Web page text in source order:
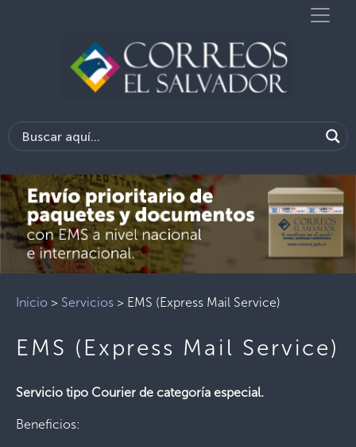
Inicio > Servicios > EMS (Express Mail Service)
EMS (Express Mail Service)
Servicio tipo Courier de categoría especial.
Beneficios: